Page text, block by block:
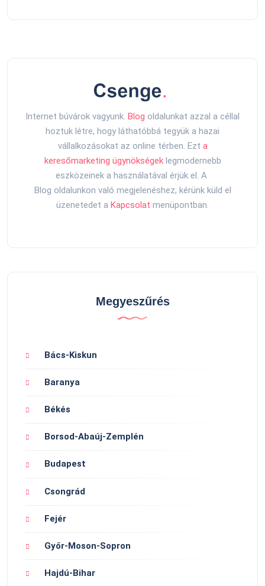
Internet búvárok vagyunk. Blog oldalunkat azzal a céllal
hoztuk létre, hogy láthatóbbá tegyük a hazai
vállalkozásokat az online térben. Ezt a
keresőmarketing ügynökségeklegmodernebb
eszközeinek a használatával érjük el. A
Blog oldalunkon való megjelenéshez, kérünk küld el
üzenetedet a Kapcsolat menüpontban.
Megyeszűrés
Bács-Kiskun
Baranya
Békés
Borsod-Abaúj-Zemplén
Budapest
Csongrád
Fejér
Győr-Moson-Sopron
Hajdú-Bihar